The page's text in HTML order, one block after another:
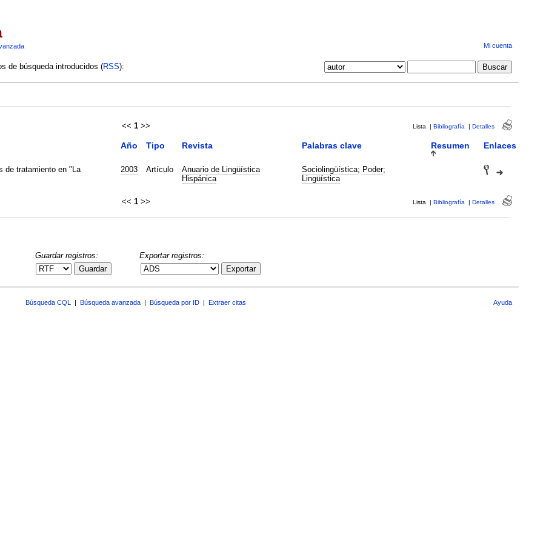
Mi cuenta
de búsqueda introducidos (RSS):
<< 1 >> Lista | Bibliografía | Detalles
Año Tipo Revista Palabras clave Resumen Enlaces
de tratamiento en "La
2003 Artículo
Anuario de Lingüística
Hispánica
Sociolingüística; Poder;
Lingüística
<< 1 >> Lista | Bibliografía | Detalles
Guardar registros:
Guardar
Exportar registros:
Exportar
Búsqueda CQL Búsqueda avanzada Búsqueda por ID Extraer citas Ayuda